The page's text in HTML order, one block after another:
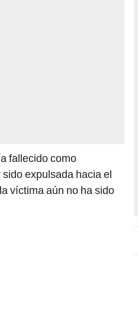
fallecido como
expulsada hacia el
víctima aún no ha sido